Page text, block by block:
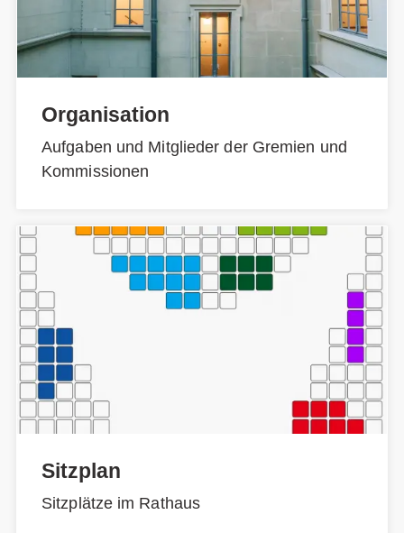
Organisation
Aufgaben und Mitglieder der Gremien und
Kommissionen
Sitzplan
Sitzplätze im Rathaus